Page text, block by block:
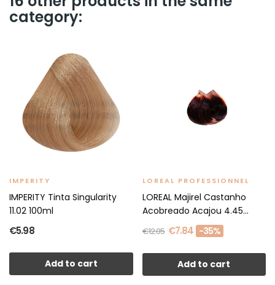
category:
IMPERITY
IMPERITY Tinta Singularity
11.02 100ml
€5.98
Add to cart
LOREAL PROFESSIONNEL
LOREAL Majirel Castanho
Acobreado Acajou 4.45
€12.05 €7.84 -35%
Add to cart